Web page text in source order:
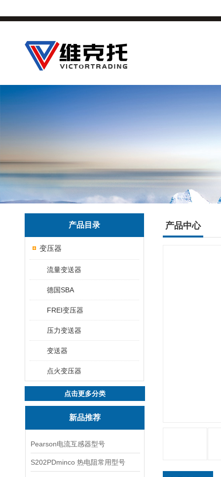
产品目录
变压器
流量变送器
德国SBA
FREI变压器
压力变送器
变送器
点火变压器
点击更多分类
新品推荐
Pearson电流互感器型号
S202PDminco 热电阻常用型号
产品中心